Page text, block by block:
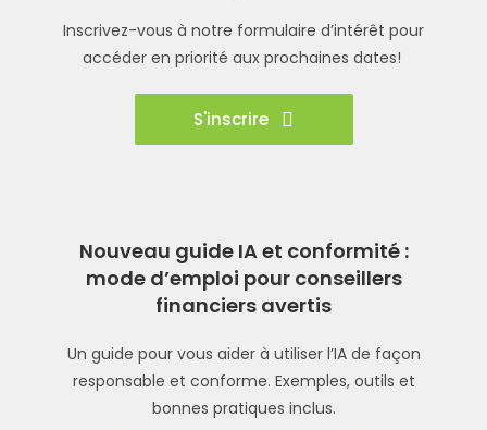
Inscrivez-vous à notre formulaire d’intérêt pour
accéder en priorité aux prochaines dates!
S'inscrire
Nouveau guide IA et conformité :
mode d’emploi pour conseillers
financiers avertis
Un guide pour vous aider à utiliser l’IA de façon
responsable et conforme. Exemples, outils et
bonnes pratiques inclus.